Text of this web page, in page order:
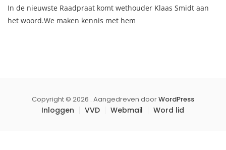
In de nieuwste Raadpraat komt wethouder Klaas Smidt aan
het woord.We maken kennis met hem
Copyright © 2026 . Aangedreven doorWordPress
Inloggen VVD Webmail Word lid